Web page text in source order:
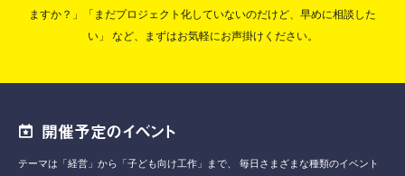
ますか？」「まだプロジェクト化していないのだけど、早めに相談した
い」
など、まずはお気軽にお声掛けください。
開催予定のイベント
テーマは「経営」から「子ども向け工作」まで、
毎日さまざまな種類のイベント